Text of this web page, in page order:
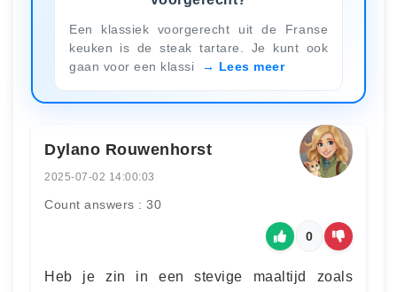
Een klassiek voorgerecht uit de Franse
keuken is de steak tartare. Je kunt ook
gaan voor een klassi
Lees meer
Dylano Rouwenhorst
2025-07-02 14:00:03
Count answers : 30
0
Heb je zin in een stevige maaltijd zoals